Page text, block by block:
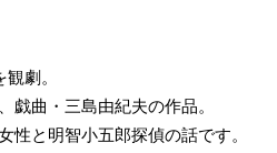
劇。
戯曲・三島由紀夫の作品。
性と明智小五郎探偵の話です。